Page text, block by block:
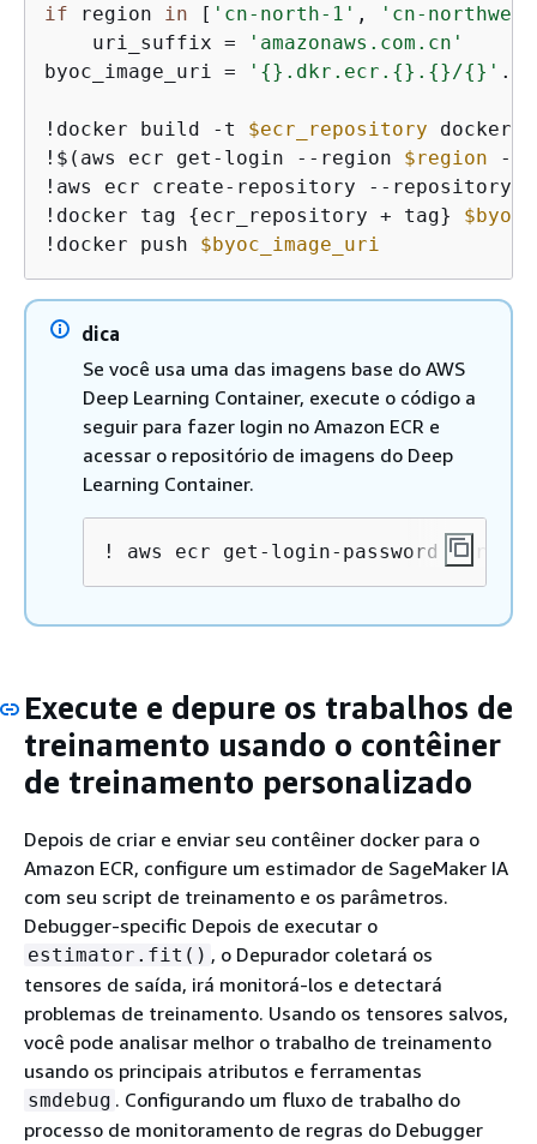
if region in [ 'cn-north-1' ,
'cn-
    uri_suffix =
'amazonaws.com.cn'
byoc_image_uri =
' {}.dkr.ecr. {}. {}/{}'
!docker build -t $ecr_repository docker
!$(aws ecr get-login --region $region --
!aws ecr create-repository --repository-
!docker tag {ecr_repository + tag}
!docker push $byoc_image_uri
dica
Se você usa uma das imagens base do AWS
Deep Learning Container, execute o código a
seguir para fazer login no Amazon ECR e
acessar o repositório de imagens do Deep
Learning Container.
! aws ecr get-login-password --
Execute e depure os trabalhos de
treinamento usando o contêiner
de treinamento personalizado
Depois de criar e enviar seu contêiner docker para o
Amazon ECR, configure um estimador de SageMaker IA
com seu script de treinamento e os parâmetros.
Debugger-specific Depois de executar o
estimator.fit() , o Depurador coletará os
tensores de saída, irá monitorá-los e detectará
problemas de treinamento. Usando os tensores salvos,
você pode analisar melhor o trabalho de treinamento
usando os principais atributos e ferramentas
smdebug . Configurando um fluxo de trabalho do
processo de monitoramento de regras do Debugger